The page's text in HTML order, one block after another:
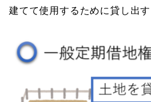
建てて使用するために貸し出す